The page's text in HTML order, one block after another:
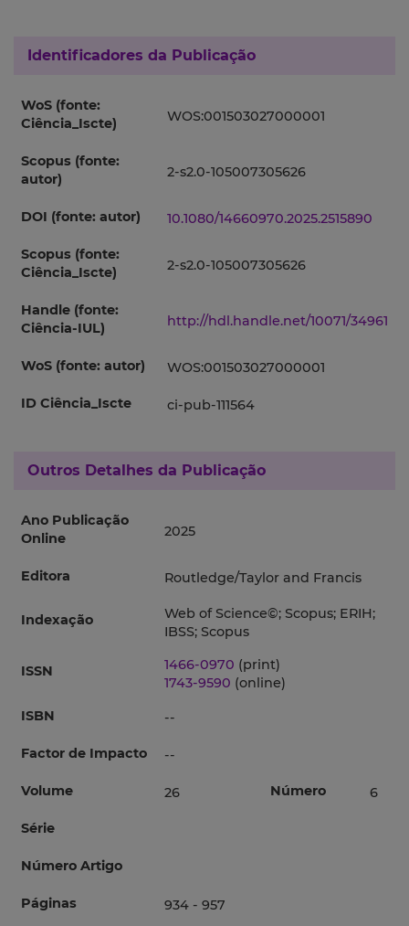
Identificadores da Publicação
WoS (fonte:
Ciência_Iscte)
WOS:001503027000001
Scopus (fonte:
autor)
2-s2.0-105007305626
DOI (fonte: autor) 10.1080/14660970.2025.2515890
Scopus (fonte:
Ciência_Iscte)
2-s2.0-105007305626
Handle (fonte:
Ciência-IUL)
http://hdl.handle.net/10071/34961
WoS (fonte: autor) WOS:001503027000001
ID Ciência_Iscte ci-pub-111564
Outros Detalhes da Publicação
Ano Publicação
Online
2025
Editora Routledge/Taylor and Francis
Indexação
Web of Science©; Scopus; ERIH;
IBSS; Scopus
ISSN 1466-0970 (print)
1743-9590 (online)
ISBN
--
Factor de Impacto --
Volume 26 Número 6
Série
Número Artigo
Páginas 934 - 957